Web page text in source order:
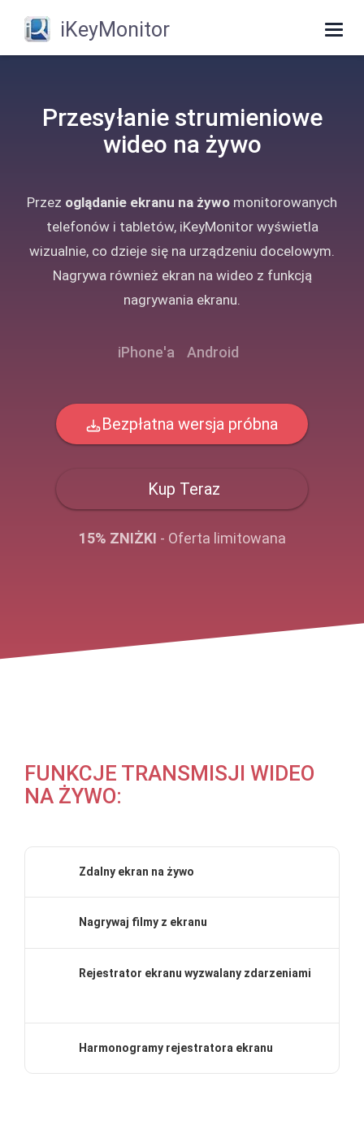
iKeyMonitor
Przesyłanie strumieniowe
wideo na żywo
Przez oglądanie ekranu na żywo monitorowanych
telefonów i tabletów, iKeyMonitor wyświetla
wizualnie, co dzieje się na urządzeniu docelowym.
Nagrywa również ekran na wideo z funkcją
nagrywania ekranu.
iPhone'a Android
Bezpłatna wersja próbna
Kup Teraz
15% ZNIŻKI - Oferta limitowana
FUNKCJE TRANSMISJI WIDEO
NA ŻYWO:
Zdalny ekran na żywo
Nagrywaj filmy z ekranu
Rejestrator ekranu wyzwalany zdarzeniami
Harmonogramy rejestratora ekranu